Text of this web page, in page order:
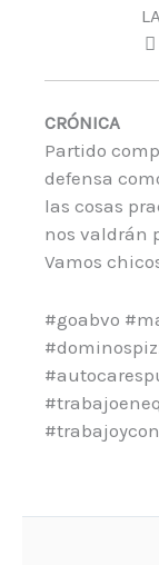
CRÓNICA
Partido
defensa
las cosas
nos valdrán
Vamos
#goabvo